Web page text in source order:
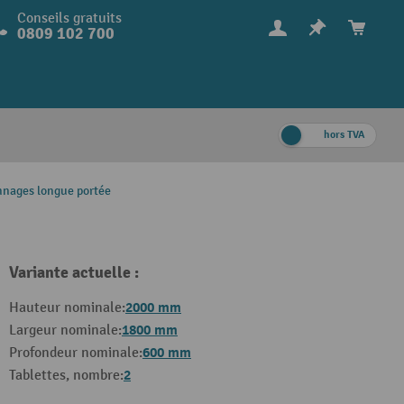
Conseils gratuits
0809 102 700
hors TVA
longue portée
Variante actuelle :
Hauteur nominale:2000 mm
Largeur nominale:1800 mm
Profondeur nominale:600 mm
Tablettes, nombre:2